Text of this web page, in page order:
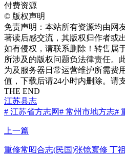
付费资源
© 版权声明
免责声明：本站所有资源均由网
著读后感交流，其版权归作者或
如有侵权，请联系删除！转售属
所涉及的版权问题负法律责任。
为及服务器日常运营维护所需费
值，下载后请24小时内删除。请
THE END
江苏县志
# 江苏省方志网# 常州市地方志#
上一篇
重修常昭合志(民国)张镜寰修 丁